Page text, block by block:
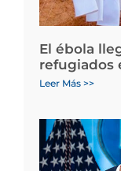
El ébola
refugiados
Leer Más >>